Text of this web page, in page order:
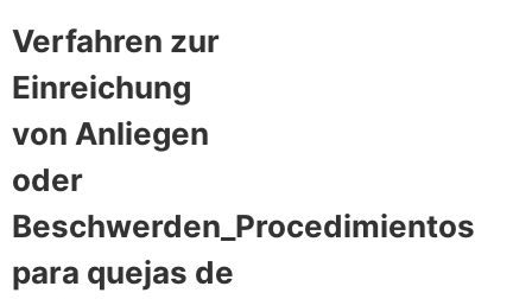
Verfahren zur
Einreichung
von Anliegen
oder
Beschwerden_Procedimientos
para quejas de